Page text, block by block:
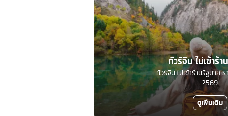
ทัวร์จีน ไม่เข้าร้า
ทัวร์จีน ไม่เข้าร้านรัฐบาล
2569
ดูเพิ่มเติม